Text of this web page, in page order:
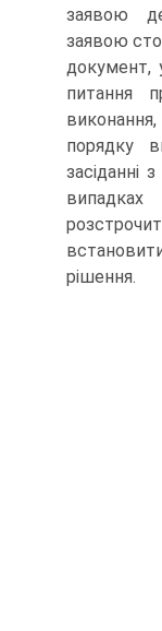
заявою
заявою
документ,
питання
порядку
засіданні
рішення.